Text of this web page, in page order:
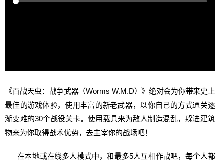
《百战天虫：战争武器（Worms W.M.D）》绝对会为你带来史上
最佳的游戏体验，使用丰富的新老武器，以你自己的方式通关逐
渐变难的30个战役关卡。使用载具来为敌人制造混乱，躲进建筑
物来为你取得战术优势，去主宰你的战场吧！
在本地或在线多人模式中，和最多5人互相作战吧，每个人都